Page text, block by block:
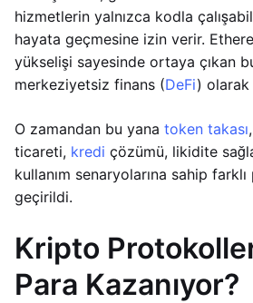
hizmetlerin yalnızca kodla
hayata geçmesine izin verir.
yükselişi sayesinde ortaya çıkan
merkeziyetsiz finans (DeFi) olarak
O zamandan bu yana token takası,
ticareti, kredi çözümü, likidite
kullanım senaryolarına sahip
geçirildi.
Kripto
Para Kazanıyor?